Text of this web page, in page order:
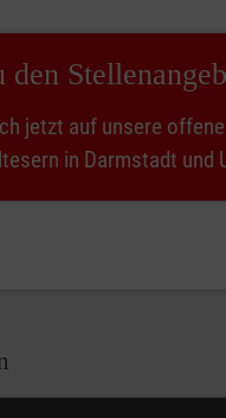
den
jetzt auf unsere
in Darmstadt und